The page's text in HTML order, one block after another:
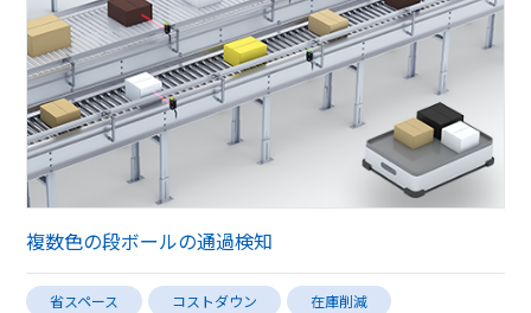
複数色の段ボールの通過検知
省スペース コストダウン 在庫削減